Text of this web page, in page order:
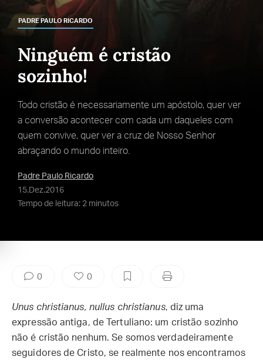
PADRE PAULO RICARDO
Ninguém é cristão
sozinho!
Todo cristão é necessariamente um apóstolo, quer ver
a conversão acontecer com cada um daqueles com
quem convive, quer ver a cruz de Nosso Senhor
abraçando o mundo inteiro.
Padre Paulo Ricardo
15.Dez.2016
Tempo de leitura: 2 minutos
0 0
Unus christianus, nullus christianus, diz uma
expressão antiga, de Tertuliano: um cristão sozinho
não é cristão nenhum. Se somos verdadeiramente
seguidores de Cristo, se realmente nos encontramos